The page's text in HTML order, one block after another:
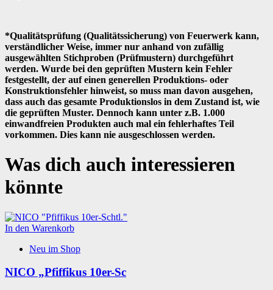
*Qualitätsprüfung (Qualitätssicherung) von Feuerwerk kann,
verständlicher Weise, immer nur anhand von zufällig
ausgewählten Stichproben (Prüfmustern) durchgeführt
werden. Wurde bei den geprüften Mustern kein Fehler
festgestellt, der auf einen generellen Produktions- oder
Konstruktionsfehler hinweist, so muss man davon ausgehen,
dass auch das gesamte Produktionslos in dem Zustand ist, wie
die geprüften Muster. Dennoch kann unter z.B. 1.000
einwandfreien Produkten auch mal ein fehlerhaftes Teil
vorkommen. Dies kann nie ausgeschlossen werden.
Was dich auch interessieren
könnte
In den Warenkorb
Neu im Shop
NICO „Pfiffikus 10er-Sc